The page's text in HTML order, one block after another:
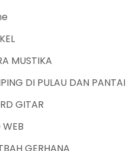
MUSTIKA
DI PULAU DAN PANTAI
GITAR
WEB